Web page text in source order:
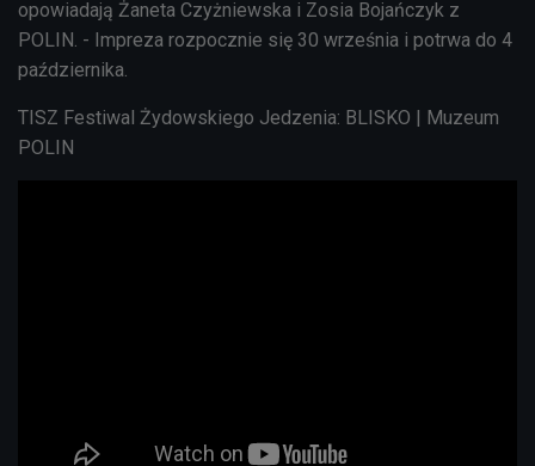
opowiadają Żaneta Czyżniewska i Zosia Bojańczyk z
POLIN. - Impreza rozpocznie się 30 września i potrwa do 4
października.
TISZ Festiwal Żydowskiego Jedzenia: BLISKO | Muzeum
POLIN